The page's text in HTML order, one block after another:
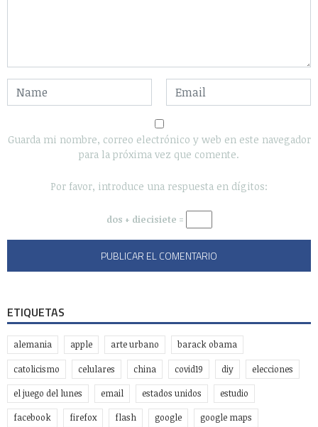
Guarda mi nombre, correo electrónico y web en este navegador
para la próxima vez que comente.
Por favor, introduce una respuesta en dígitos:
dos + diecisiete =
ETIQUETAS
alemania apple arte urbano barack obama
catolicismo celulares china covid19 diy elecciones
el juego del lunes email estados unidos estudio
facebook firefox flash google google maps